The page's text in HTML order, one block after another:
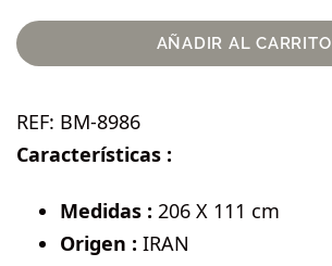
AÑADIR AL CARRITO
REF: BM-8986
Características :
Medidas : 206 X 111 cm
Origen : IRAN